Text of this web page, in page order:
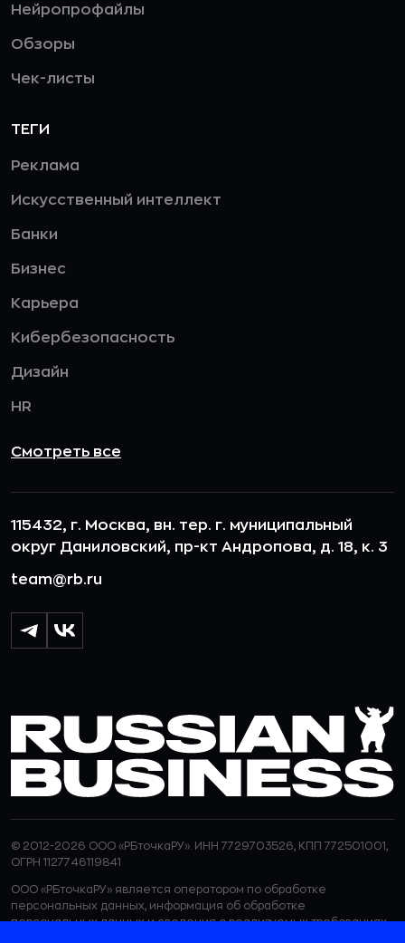
Нейропрофайлы
Обзоры
Чек-листы
ТЕГИ
Реклама
Искусственный интеллект
Банки
Бизнес
Карьера
Кибербезопасность
Дизайн
HR
Смотреть все
115432, г. Москва, вн. тер. г. муниципальный
округ Даниловский, пр-кт Андропова, д. 18, к. 3
team@rb.ru
© 2012-2026 ООО «РБточкаРУ». ИНН 7729703526, КПП 772501001,
ОГРН 1127746119841
ООО «РБточкаРУ» является оператором по обработке
персональных данных, информация об обработке
персональных данных и сведения о реализуемых требованиях